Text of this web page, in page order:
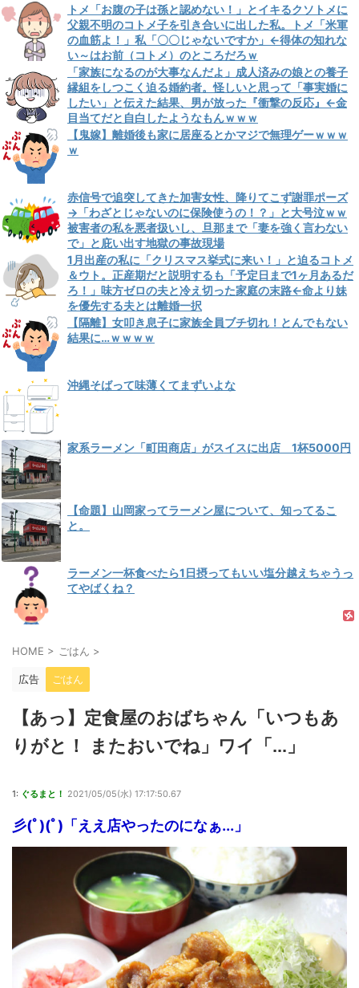
トメ「お腹の子は孫と認めない！」とイキるクソトメに
父親不明のコトメ子を引き合いに出した私。トメ「米軍
の血筋よ！」私「〇〇じゃないですか」←得体の知れな
い～はお前（コトメ）のところだろｗ
「家族になるのが大事なんだよ」成人済みの娘との養子
縁組をしつこく迫る婚約者。怪しいと思って「事実婚に
したい」と伝えた結果、男が放った『衝撃の反応』←金
目当てだと自白したようなもんｗｗｗ
【鬼嫁】離婚後も家に居座るとかマジで無理ゲーｗｗｗ
ｗ
赤信号で追突してきた加害女性、降りてこず謝罪ポーズ
→「わざとじゃないのに保険使うの！？」と大号泣ｗｗ
被害者の私を悪者扱いし、旦那まで「妻を強く言わない
で」と庇い出す地獄の事故現場
1月出産の私に「クリスマス挙式に来い！」と迫るコトメ
＆ウト。正産期だと説明するも「予定日まで1ヶ月あるだ
ろ！」味方ゼロの夫と冷え切った家庭の末路←命より妹
を優先する夫とは離婚一択
【隔離】女叩き息子に家族全員ブチ切れ！とんでもない
結果に…ｗｗｗｗ
沖縄そばって味薄くてまずいよな
家系ラーメン「町田商店」がスイスに出店 1杯5000円
【命題】山岡家ってラーメン屋について、知ってるこ
と。
ラーメン一杯食べたら1日摂ってもいい塩分越えちゃうっ
てやばくね？
HOME > ごはん >
広告 ごはん
【あっ】定食屋のおばちゃん「いつもあ
りがと！ またおいでね」ワイ「...」
1: ぐるまと！ 2021/05/05(水) 17:17:50.67
彡(ﾟ)(ﾟ)「ええ店やったのになぁ...」